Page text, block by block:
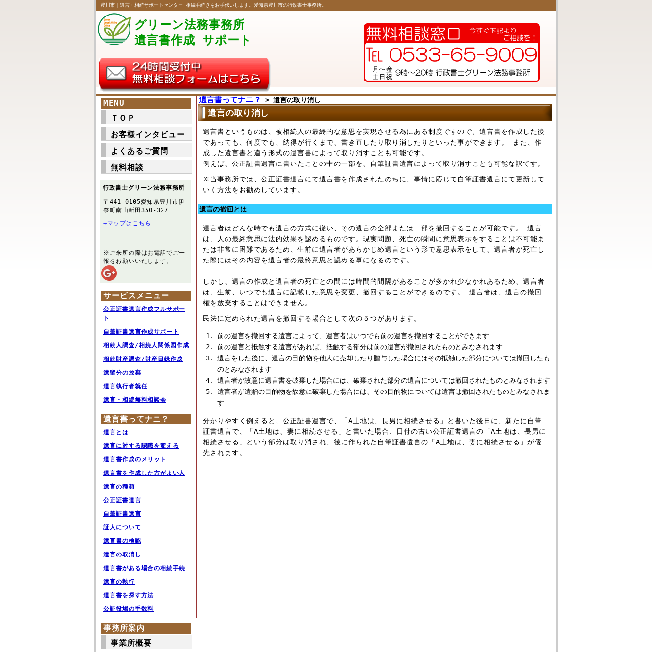
豊川市｜遺言・相続サポートセンター 相続手続きをお手伝いします。愛知県豊川市の行政書士事務所。
グリーン法務事務所
遺言書作成 サポート
遺言書ってナニ？ > 遺言の取り消し
遺言の取り消し
遺言書というものは、被相続人の最終的な意思を実現させる為にある制度ですので、遺言書を作成した後
であっても、何度でも、納得が行くまで、書き直したり取り消したりといった事ができます。 また、作
成した遺言書と違う形式の遺言書によって取り消すことも可能です。
例えば、公正証書遺言に書いたことの中の一部を、自筆証書遺言によって取り消すことも可能な訳です。
※当事務所では、公正証書遺言にて遺言書を作成されたのちに、事情に応じて自筆証書遺言にて更新して
いく方法をお勧めしています。
遺言の撤回とは
遺言者はどんな時でも遺言の方式に従い、その遺言の全部または一部を撤回することが可能です。 遺言
は、人の最終意思に法的効果を認めるものです。現実問題、死亡の瞬間に意思表示をすることは不可能ま
たは非常に困難であるため、生前に遺言者があらかじめ遺言という形で意思表示をして、遺言者が死亡し
た際にはその内容を遺言者の最終意思と認める事になるのです。
しかし、遺言の作成と遺言者の死亡との間には時間的間隔があることが多かれ少なかれあるため、遺言者
は、生前、いつでも遺言に記載した意思を変更、撤回することができるのです。 遺言者は、遺言の撤回
権を放棄することはできません。
民法に定められた遺言を撤回する場合として次の５つがあります。
前の遺言を撤回する遺言によって、遺言者はいつでも前の遺言を撤回することができます
前の遺言と抵触する遺言があれば、抵触する部分は前の遺言が撤回されたものとみなされます
遺言をした後に、遺言の目的物を他人に売却したり贈与した場合にはその抵触した部分については撤回したも
のとみなされます
遺言者が故意に遺言書を破棄した場合には、破棄された部分の遺言については撤回されたものとみなされます
遺言者が遺贈の目的物を故意に破棄した場合には、その目的物については遺言は撤回されたものとみなされま
す
分かりやすく例えると、公正証書遺言で、「A土地は、長男に相続させる」と書いた後日に、新たに自筆
証書遺言で、「A土地は、妻に相続させる」と書いた場合、日付の古い公正証書遺言の「A土地は、長男に
相続させる」という部分は取り消され、後に作られた自筆証書遺言の「A土地は、妻に相続させる」が優
先されます。
MENU
ＴＯＰ
お客様インタビュー
よくあるご質問
無料相談
行政書士グリーン法務事務所
〒441-0105愛知県豊川市伊
奈町南山新田350-327
→マップはこちら
※ご来所の際はお電話でご一
報をお願いいたします。
サービスメニュー
公正証書遺言作成フルサポー
ト
自筆証書遺言作成サポート
相続人調査/相続人関係図作成
相続財産調査/財産目録作成
遺留分の放棄
遺言執行者就任
遺言・相続無料相談会
遺言書ってナニ？
遺言とは
遺言に対する認識を変える
遺言書作成のメリット
遺言書を作成した方がよい人
遺言の種類
公正証書遺言
自筆証書遺言
証人について
遺言書の検認
遺言の取消し
遺言書がある場合の相続手続
遺言の執行
遺言書を探す方法
公証役場の手数料
事務所案内
事業所概要